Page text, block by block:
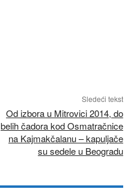
Sledeći tekst
Od izbora u Mitrovici 2014, do
belih čadora kod Osmatračnice
na Kajmakčalanu – kapuljače
su sedele u Beogradu